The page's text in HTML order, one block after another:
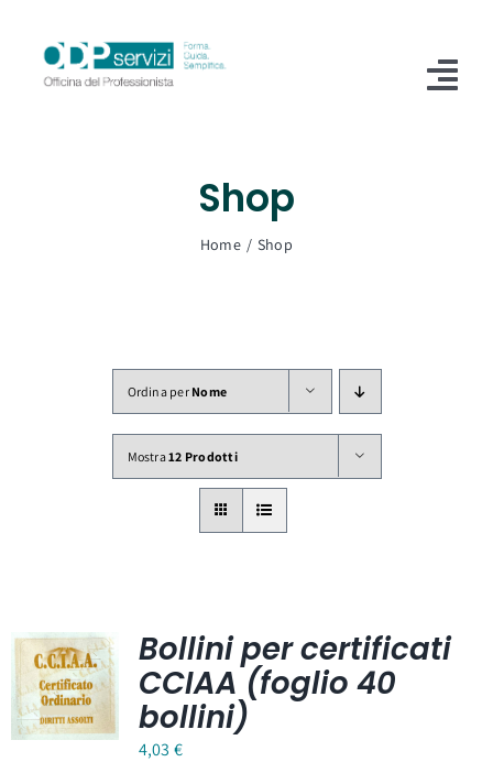
contenuto
Shop
Home Shop
Ordina per Nome
Mostra12 Prodotti
Bollini per certificati
CCIAA (foglio 40
bollini)
4,03 €